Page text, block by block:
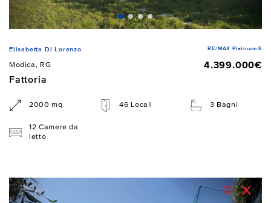
Elisabetta Di Lorenzo RE/MAX Platinum 6
Modica, RG
4.399.000€
Fattoria
2000 mq 46 Locali 3 Bagni
12 Camere da
letto